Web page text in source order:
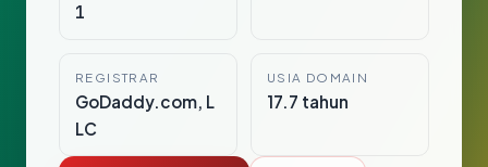
1
REGISTRAR
GoDaddy.com, L
LC
USIA DOMAIN
17.7 tahun